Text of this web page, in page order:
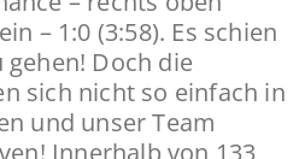
– 1:0 (3:58). Es schien
gehen! Doch die
sich nicht so einfach in
und unser Team